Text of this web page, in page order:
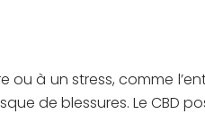
ou à un stress, comme
de blessures. Le CBD